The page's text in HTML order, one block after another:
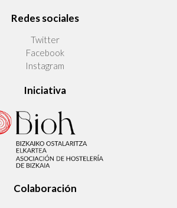
Redes sociales
Twitter
Facebook
Instagram
Iniciativa
Colaboración